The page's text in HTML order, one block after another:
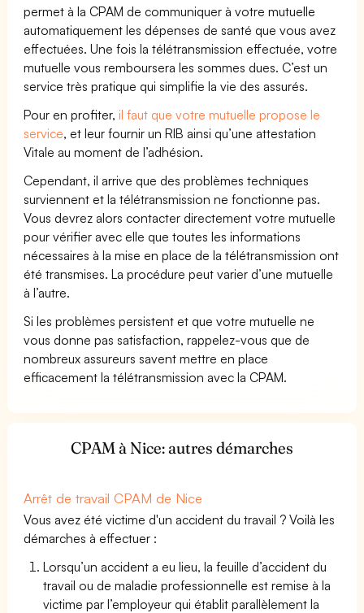
permet à la CPAM de communiquer à votre mutuelle
automatiquement les dépenses de santé que vous avez
effectuées. Une fois la télétransmission effectuée, votre
mutuelle vous remboursera les sommes dues. C’est un
service très pratique qui simplifie la vie des assurés.
Pour en profiter,il faut que votre mutuelle propose le
service, et leur fournir un RIB ainsi qu’une attestation
Vitale au moment de l’adhésion.
Cependant, il arrive que des problèmes techniques
surviennent et la télétransmission ne fonctionne pas.
Vous devrez alors contacter directement votre mutuelle
pour vérifier avec elle que toutes les informations
nécessaires à la mise en place de la télétransmission ont
été transmises. La procédure peut varier d’une mutuelle
à l’autre.
Si les problèmes persistent et que votre mutuelle ne
vous donne pas satisfaction, rappelez-vous que de
nombreux assureurs savent mettre en place
efficacement la télétransmission avec la CPAM.
CPAM à Nice: autres démarches
Arrêt de travail CPAM de Nice
Vous avez été victime d'un accident du travail ? Voilà les
démarches à effectuer :
Lorsqu’un accident a eu lieu, la feuille d’accident du
travail ou de maladie professionnelle est remise à la
victime par l’employeur qui établit parallèlement la